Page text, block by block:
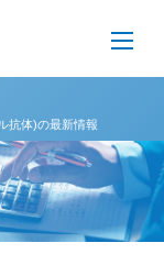
抗体)の最新情報